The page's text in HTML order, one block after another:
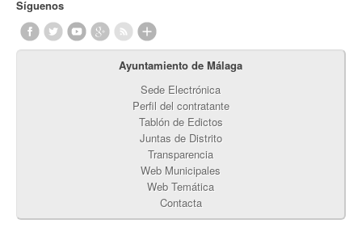
Síguenos
Ayuntamiento de Málaga
Sede Electrónica
Perfil del contratante
Tablón de Edictos
Juntas de Distrito
Transparencia
Web Municipales
Web Temática
Contacta